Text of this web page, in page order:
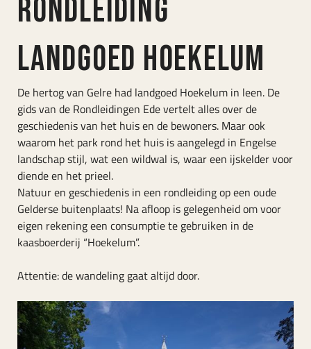
Rondleiding
landgoed hoekelum
De hertog van Gelre had landgoed Hoekelum in leen. De
gids van de Rondleidingen Ede vertelt alles over de
geschiedenis van het huis en de bewoners. Maar ook
waarom het park rond het huis is aangelegd in Engelse
landschap stijl, wat een wildwal is, waar een ijskelder voor
diende en het prieel.
Natuur en geschiedenis in een rondleiding op een oude
Gelderse buitenplaats! Na afloop is gelegenheid om voor
eigen rekening een consumptie te gebruiken in de
kaasboerderij “Hoekelum”.
Attentie: de wandeling gaat altijd door.